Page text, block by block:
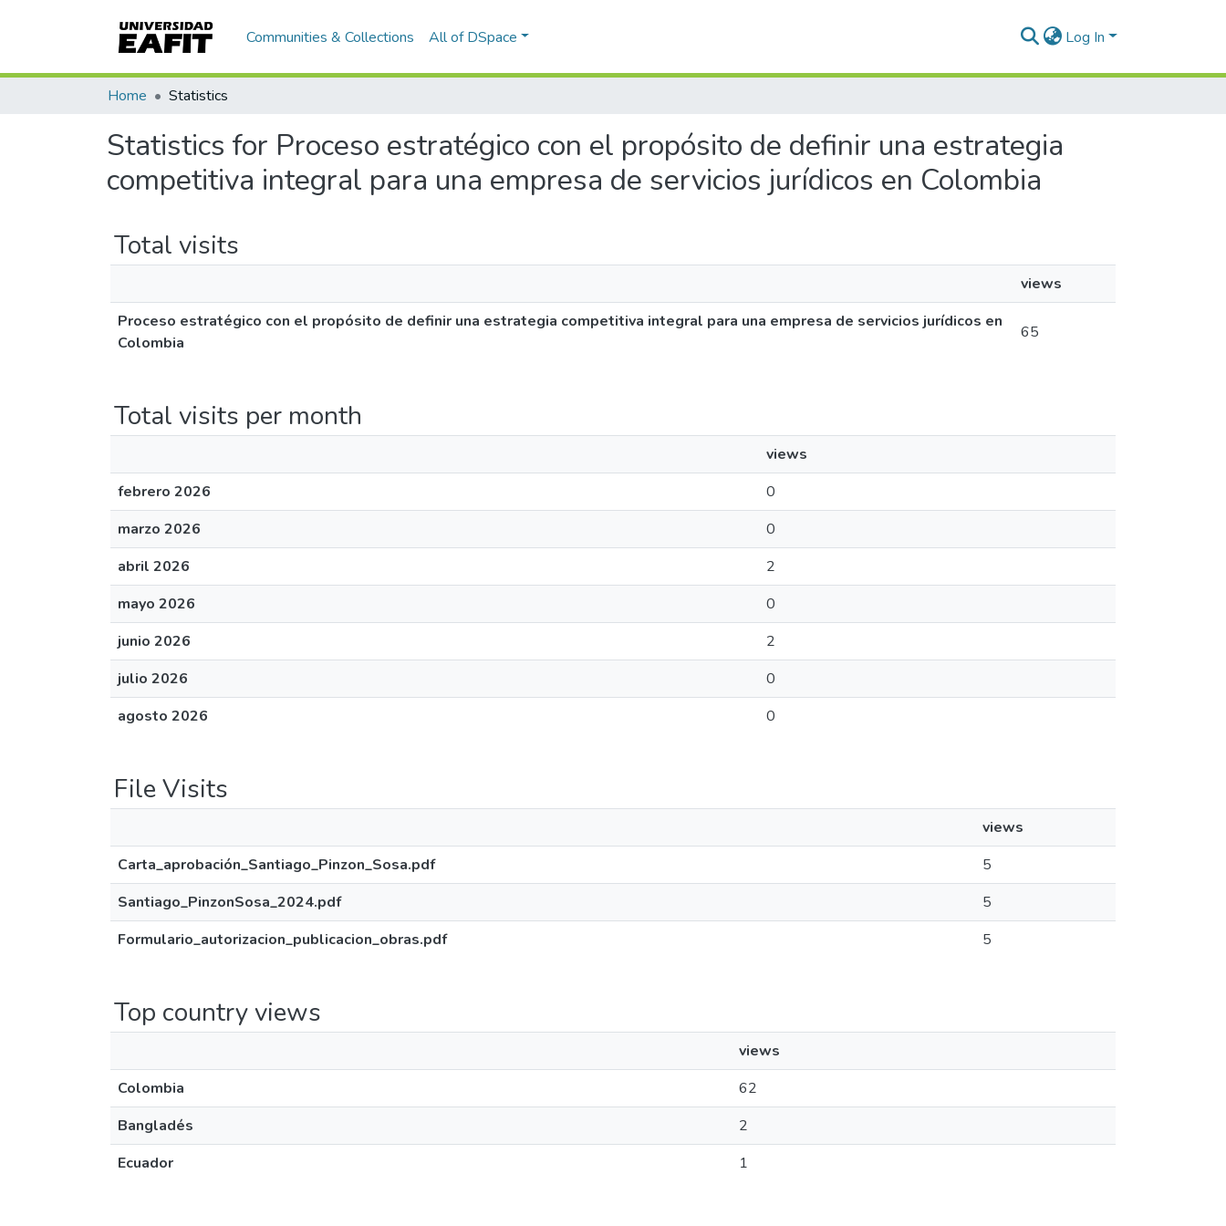
Communities & Collections All of DSpace Log In
Home Statistics
Statistics for Proceso estratégico con el propósito de definir una estrategia
competitiva integral para una empresa de servicios jurídicos en Colombia
Total visits
views
Proceso estratégico con el propósito de definir una estrategia competitiva integral para una empresa de servicios jurídicos en
Colombia
65
Total visits per month
views
febrero 2026
0
marzo 2026
0
abril 2026
2
mayo 2026
0
junio 2026
2
julio 2026
0
agosto 2026
0
File Visits
views
Carta_aprobación_Santiago_Pinzon_Sosa.pdf
5
Santiago_PinzonSosa_2024.pdf
5
Formulario_autorizacion_publicacion_obras.pdf
5
Top country views
views
Colombia
62
Bangladés
2
Ecuador
1